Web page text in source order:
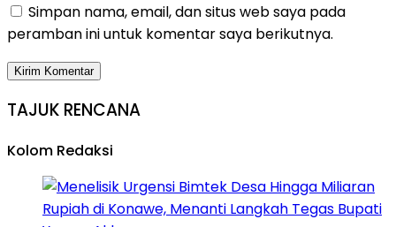
Simpan nama, email, dan situs web saya pada
peramban ini untuk komentar saya berikutnya.
TAJUK RENCANA
Kolom Redaksi